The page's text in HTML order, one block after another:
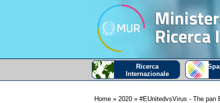
Ricerca
Internazionale
Home » 2020 » #EUnitedvsVirus - The pan